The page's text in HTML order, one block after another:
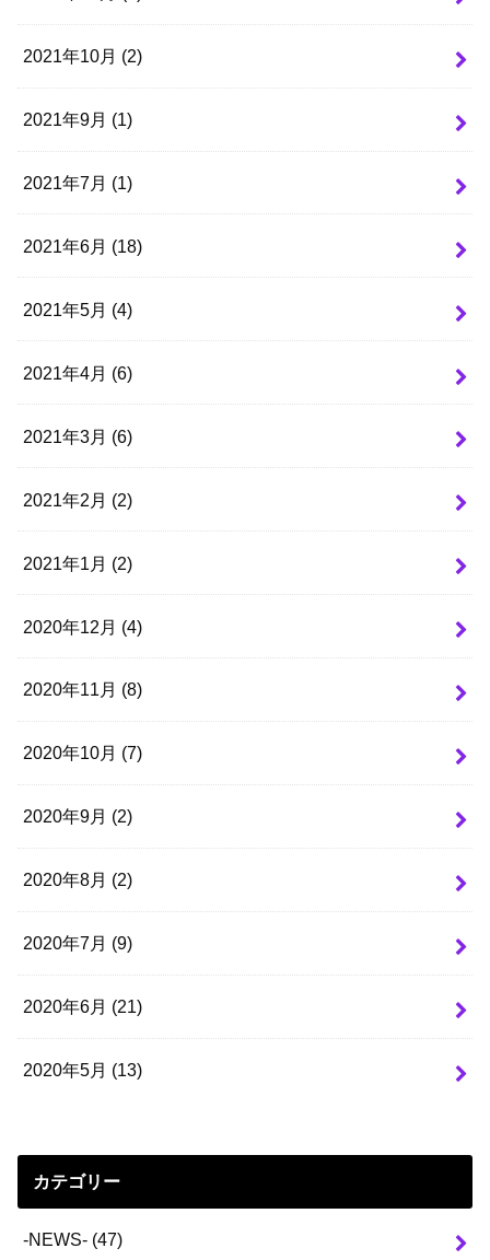
2021年10月 (2)
2021年9月 (1)
2021年7月 (1)
2021年6月 (18)
2021年5月 (4)
2021年4月 (6)
2021年3月 (6)
2021年2月 (2)
2021年1月 (2)
2020年12月 (4)
2020年11月 (8)
2020年10月 (7)
2020年9月 (2)
2020年8月 (2)
2020年7月 (9)
2020年6月 (21)
2020年5月 (13)
カテゴリー
-NEWS- (47)